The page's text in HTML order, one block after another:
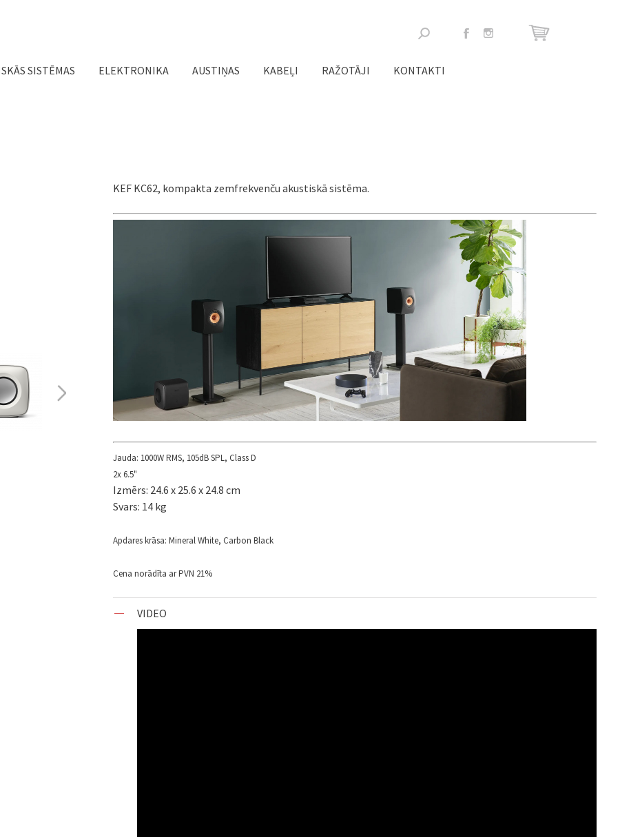
Meklēšanas
forma
SISTĒMAS ELEKTRONIKA AUSTIŅAS KABEĻI RAŽOTĀJI KONTAKTI
KEF KC62, kompakta zemfrekvenču akustiskā sistēma.
Jauda: 1000W RMS, 105dB SPL, Class D
2x 6.5"
Izmērs: 24.6 x 25.6 x 24.8 cm
Svars: 14 kg
Apdares krāsa: Mineral White, Carbon Black
Cena norādīta ar PVN 21%
VIDEO